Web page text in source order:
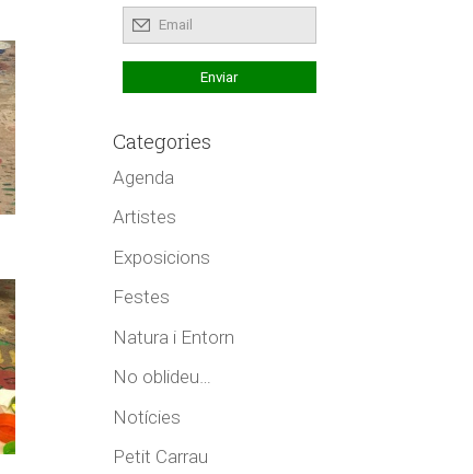
Categories
Agenda
Artistes
Exposicions
Festes
Natura i Entorn
No oblideu…
Notícies
Petit Carrau